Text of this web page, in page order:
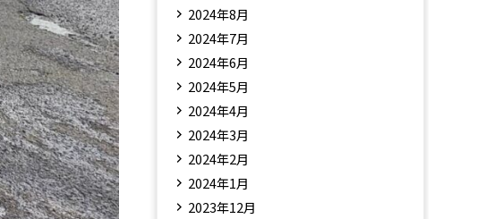
2024年8月
2024年7月
2024年6月
2024年5月
2024年4月
2024年3月
2024年2月
2024年1月
2023年12月